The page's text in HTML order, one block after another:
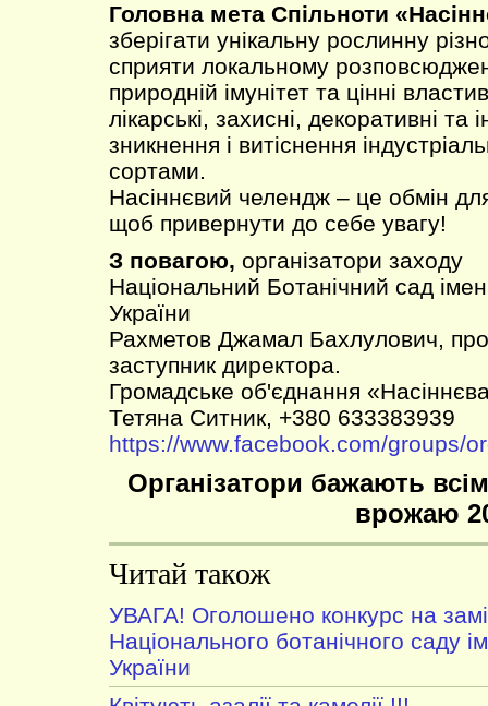
Головна мета Спільноти
зберігати унікальну рослинну
сприяти локальному
природній імунітет та цінні
лікарські, захисні, декоративні та
зникнення і витіснення
сортами.
Насіннєвий челендж – це обмін
щоб привернути до себе увагу!
З повагою, організатори заходу
Національний Ботанічний сад
України
Рахметов Джамал Бахлулович,
заступник директора.
Громадське об'єднання
Тетяна Ситник, +380 633383939
https://www.facebook.com/groups/
Організатори бажають
врожаю
Читай також
УВАГА! Оголошено конкурс на
Національного ботанічного саду
України